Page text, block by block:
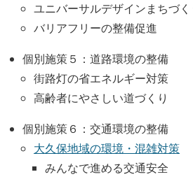
ユニバーサルデザインまちづ
バリアフリーの整備促進
個別施策５：道路環境の整備
街路灯の省エネルギー対策
高齢者にやさしい道づくり
個別施策６：交通環境の整備
大久保地域の環境・混雑対策
みんなで進める交通安全